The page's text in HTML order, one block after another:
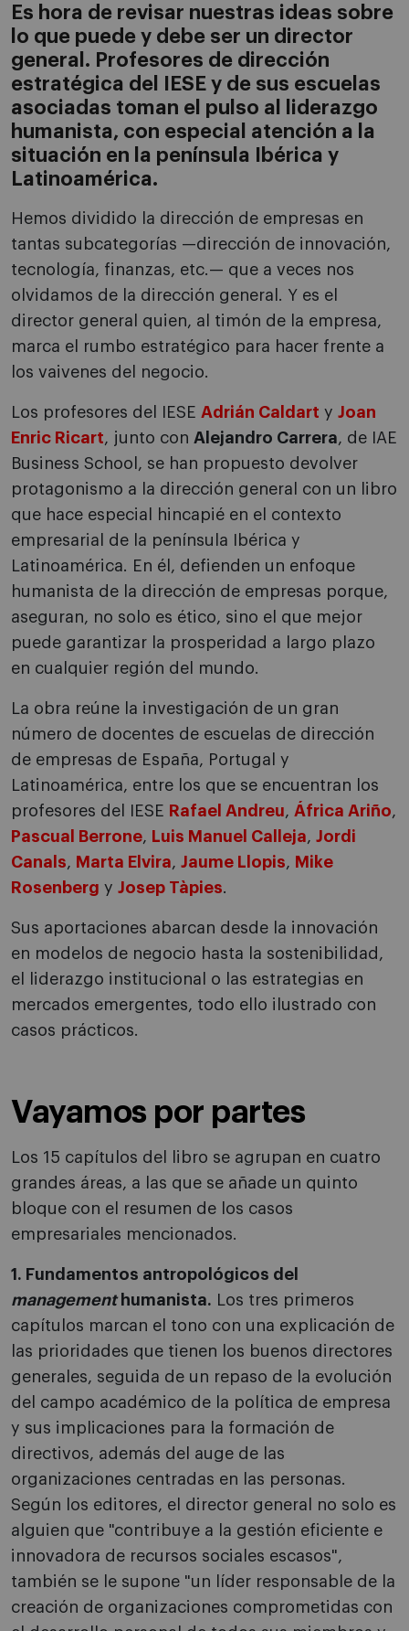
Es hora de revisar nuestras ideas sobre
lo que puede y debe ser un director
general. Profesores de dirección
estratégica del IESE y de sus escuelas
asociadas toman el pulso al liderazgo
humanista, con especial atención a la
situación en la península Ibérica y
Latinoamérica.
Hemos dividido la dirección de empresas en
tantas subcategorías —dirección de innovación,
tecnología, finanzas, etc.— que a veces nos
olvidamos de la dirección general. Y es el
director general quien, al timón de la empresa,
marca el rumbo estratégico para hacer frente a
los vaivenes del negocio.
Los profesores del IESE Adrián Caldart y Joan
Enric Ricart, junto con Alejandro Carrera, de IAE
Business School, se han propuesto devolver
protagonismo a la dirección general con un libro
que hace especial hincapié en el contexto
empresarial de la península Ibérica y
Latinoamérica. En él, defienden un enfoque
humanista de la dirección de empresas porque,
aseguran, no solo es ético, sino el que mejor
puede garantizar la prosperidad a largo plazo
en cualquier región del mundo.
La obra reúne la investigación de un gran
número de docentes de escuelas de dirección
de empresas de España, Portugal y
Latinoamérica, entre los que se encuentran los
profesores del IESE Rafael Andreu, África Ariño,
Pascual Berrone, Luis Manuel Calleja, Jordi
Canals, Marta Elvira, Jaume Llopis, Mike
Rosenberg y Josep Tàpies.
Sus aportaciones abarcan desde la innovación
en modelos de negocio hasta la sostenibilidad,
el liderazgo institucional o las estrategias en
mercados emergentes, todo ello ilustrado con
casos prácticos.
Vayamos por partes
Los 15 capítulos del libro se agrupan en cuatro
grandes áreas, a las que se añade un quinto
bloque con el resumen de los casos
empresariales mencionados.
1. Fundamentos antropológicos del
managementhumanista. Los tres primeros
capítulos marcan el tono con una explicación de
las prioridades que tienen los buenos directores
generales, seguida de un repaso de la evolución
del campo académico de la política de empresa
y sus implicaciones para la formación de
directivos, además del auge de las
organizaciones centradas en las personas.
Según los editores, el director general no solo es
alguien que "contribuye a la gestión eficiente e
innovadora de recursos sociales escasos",
también se le supone "un líder responsable de la
creación de organizaciones comprometidas con